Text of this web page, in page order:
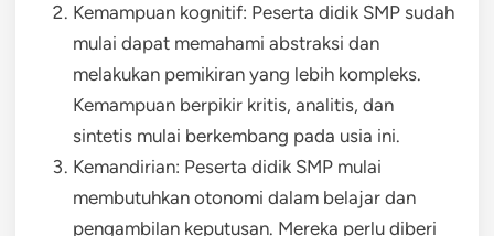
Kemampuan kognitif: Peserta didik SMP sudah
mulai dapat memahami abstraksi dan
melakukan pemikiran yang lebih kompleks.
Kemampuan berpikir kritis, analitis, dan
sintetis mulai berkembang pada usia ini.
Kemandirian: Peserta didik SMP mulai
membutuhkan otonomi dalam belajar dan
pengambilan keputusan. Mereka perlu diberi